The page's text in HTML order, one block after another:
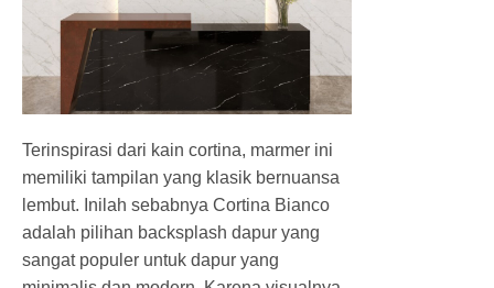
Terinspirasi dari kain cortina, marmer ini
memiliki tampilan yang klasik bernuansa
lembut. Inilah sebabnya Cortina Bianco
adalah pilihan backsplash dapur yang
sangat populer untuk dapur yang